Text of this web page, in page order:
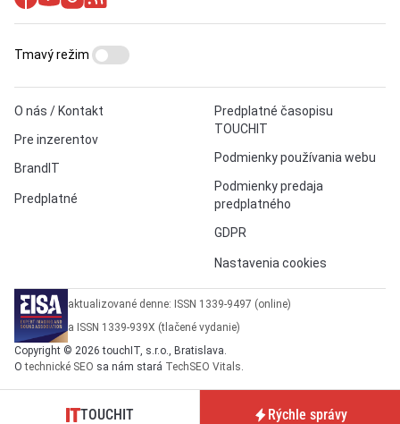
O nás / Kontakt
Pre inzerentov
BrandIT
Predplatné
Predplatné časopisu
TOUCHIT
Podmienky používania webu
Podmienky predaja
predplatného
GDPR
Nastavenia cookies
Tmavý režim
aktualizované denne: ISSN 1339-9497 (online)
a ISSN 1339-939X (tlačené vydanie)
Copyright © 2026 touchIT, s.r.o., Bratislava.
Otechnické SEO sa nám stará TechSEO Vitals
TOUCHIT Rýchle správy